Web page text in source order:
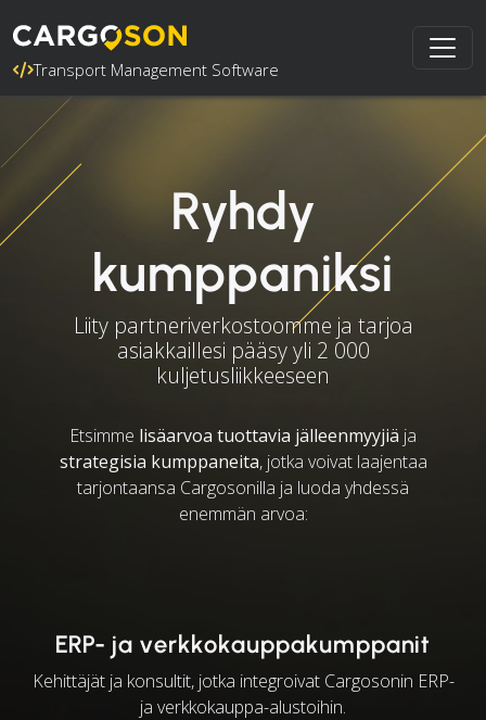
Transport Management Software
Ryhdy
kumppaniksi
Liity partneriverkostoomme ja tarjoa
asiakkaillesi pääsy yli 2 000
kuljetusliikkeeseen
Etsimme lisäarvoa tuottavia jälleenmyyjiä ja
strategisia kumppaneita, jotka voivat laajentaa
tarjontaansa Cargosonilla ja luoda yhdessä
enemmän arvoa:
ERP- ja verkkokauppakumppanit
Kehittäjät ja konsultit, jotka integroivat Cargosonin ERP-
ja verkkokauppa-alustoihin.